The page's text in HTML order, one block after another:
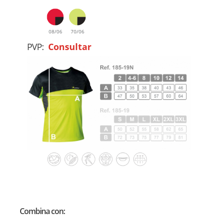
08/06 70/06
PVP: Consultar
Combina con: